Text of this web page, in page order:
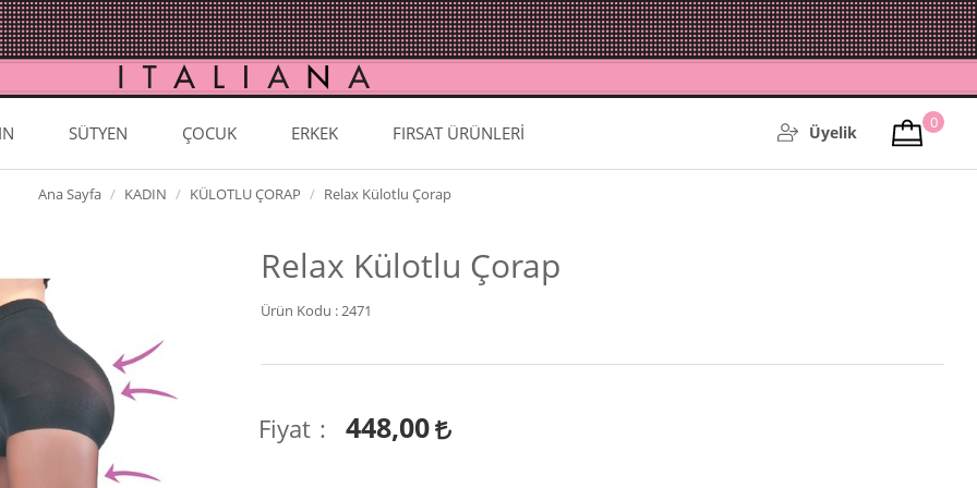
SÜTYEN ÇOCUK ERKEK FIRSAT ÜRÜNLERİ Üyelik 0
Ana Sayfa KADIN KÜLOTLU ÇORAP Relax Külotlu Çorap
Relax Külotlu Çorap
Ürün Kodu :2471
Fiyat 448,00